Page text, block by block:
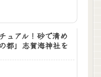
ュアル！砂で清め
都」志賀海神社を